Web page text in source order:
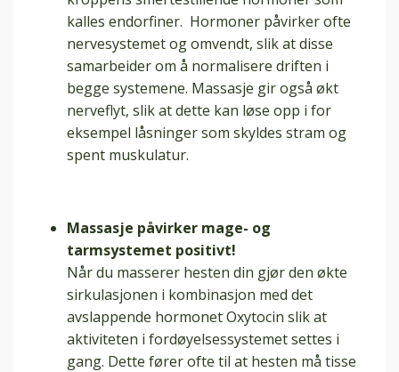
kalles endorfiner. Hormoner påvirker ofte
nervesystemet og omvendt, slik at disse
samarbeider om å normalisere driften i
begge systemene. Massasje gir også økt
nerveflyt, slik at dette kan løse opp i for
eksempel låsninger som skyldes stram og
spent muskulatur.
Massasje påvirker mage- og
tarmsystemet positivt!
Når du masserer hesten din gjør den økte
sirkulasjonen i kombinasjon med det
avslappende hormonet Oxytocin slik at
aktiviteten i fordøyelsessystemet settes i
gang. Dette fører ofte til at hesten må tisse